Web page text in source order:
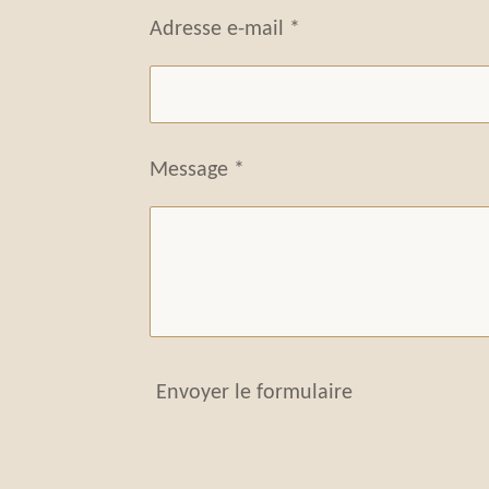
Adresse e-mail *
Message *
Envoyer le formulaire